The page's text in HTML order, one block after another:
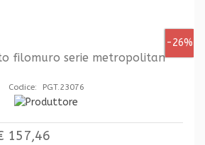
-26%
filomuro serie metropolitan
Codice: PGT.23076
157,46